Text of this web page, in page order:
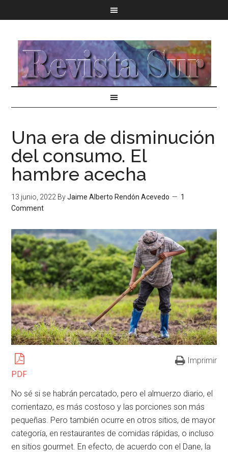
Una era de disminución
del consumo. El
hambre acecha
13 junio, 2022 ByJaime Alberto Rendón Acevedo
1
Comment
PDF
Imprimir
No sé si se habrán percatado, pero el almuerzo diario, el
corrientazo, es más costoso y las porciones son más
pequeñas. Pero también ocurre en otros sitios, de mayor
categoría, en restaurantes de comidas rápidas, o incluso
en sitios gourmet. En efecto, de acuerdo con el Dane, la